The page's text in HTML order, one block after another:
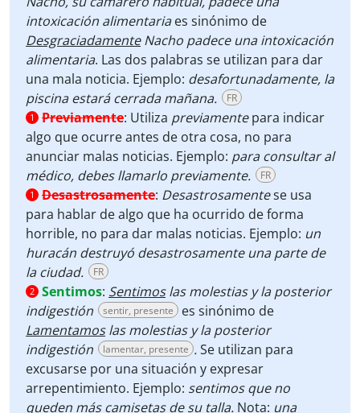
intoxicación alimentariaes sinónimo de
DesgraciadamenteNacho padece una intoxicación
alimentaria. Las dos palabras se utilizan para dar
una mala noticia. Ejemplo: desafortunadamente, la
piscina estará cerrada mañana.
FR
1 Previamente: Utiliza previamentepara indicar
algo que ocurre antes de otra cosa, no para
anunciar malas noticias. Ejemplo: para consultar al
médico, debes llamarlo previamente.
FR
1 Desastrosamente: Desastrosamentese usa
para hablar de algo que ha ocurrido de forma
horrible, no para dar malas noticias. Ejemplo: un
huracán destruyó desastrosamente una parte de
la ciudad.
FR
2 Sentimos: Sentimoslas molestias y la posterior
indigestión
sentir, presente
es sinónimo de
Lamentamoslas molestias y la posterior
indigestión
lamentar, presente .Se utilizan para
excusarse por una situación y expresar
arrepentimiento. Ejemplo: sentimos que no
queden más camisetas de su talla. Nota: una